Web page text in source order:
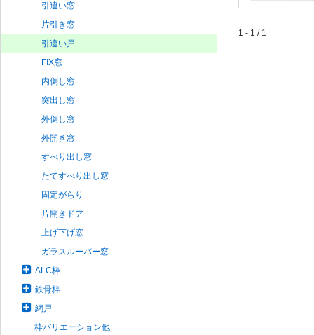
引違い窓
片引き窓
引違い戸
FIX窓
内倒し窓
突出し窓
外倒し窓
外開き窓
すべり出し窓
たてすべり出し窓
固定がらり
片開きドア
上げ下げ窓
ガラスルーバー窓
ALC枠
鉄骨枠
網戸
枠バリエーション他
1 - 1 / 1